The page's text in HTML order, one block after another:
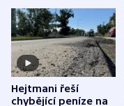
Hejtmani řeší
chybějící peníze na